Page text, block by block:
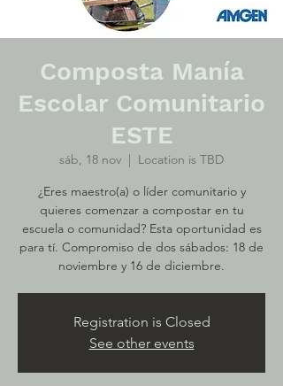
Composta Manía
Escolar Comunitario
ESTE
sáb, 18 nov
  |
Location is TBD
¿Eres maestro(a) o líder comunitario y
quieres comenzar a compostar en tu
escuela o comunidad? Esta oportunidad es
para tí. Compromiso de dos sábados: 18 de
noviembre y 16 de diciembre.
Registration is Closed
See other events